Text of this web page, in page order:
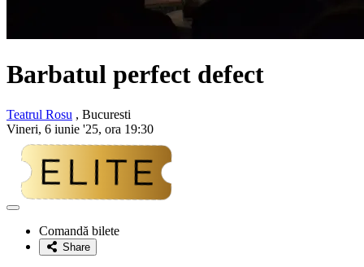
Barbatul perfect defect
Teatrul Rosu , Bucuresti
Vineri, 6 iunie '25, ora 19:30
Adaugă
favoriteComandă bilete
Share